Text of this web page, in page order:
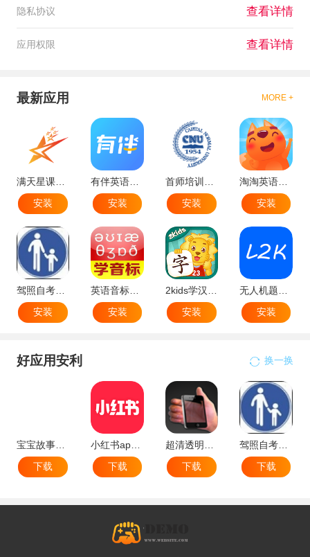
隐私协议 查看详情
应用权限 查看详情
最新应用 MORE +
满天星课堂官方版
安装
有伴英语app手机安卓版
安装
首师培训app最新版
安装
淘淘英语app手机版
安装
驾照自考知识库最新版
安装
英语音标速记电子版
安装
2kids学汉字app官方最新版
安装
无人机题库免费版
安装
好应用安利 换一换
宝宝故事大全
下载
下载
下载
下载